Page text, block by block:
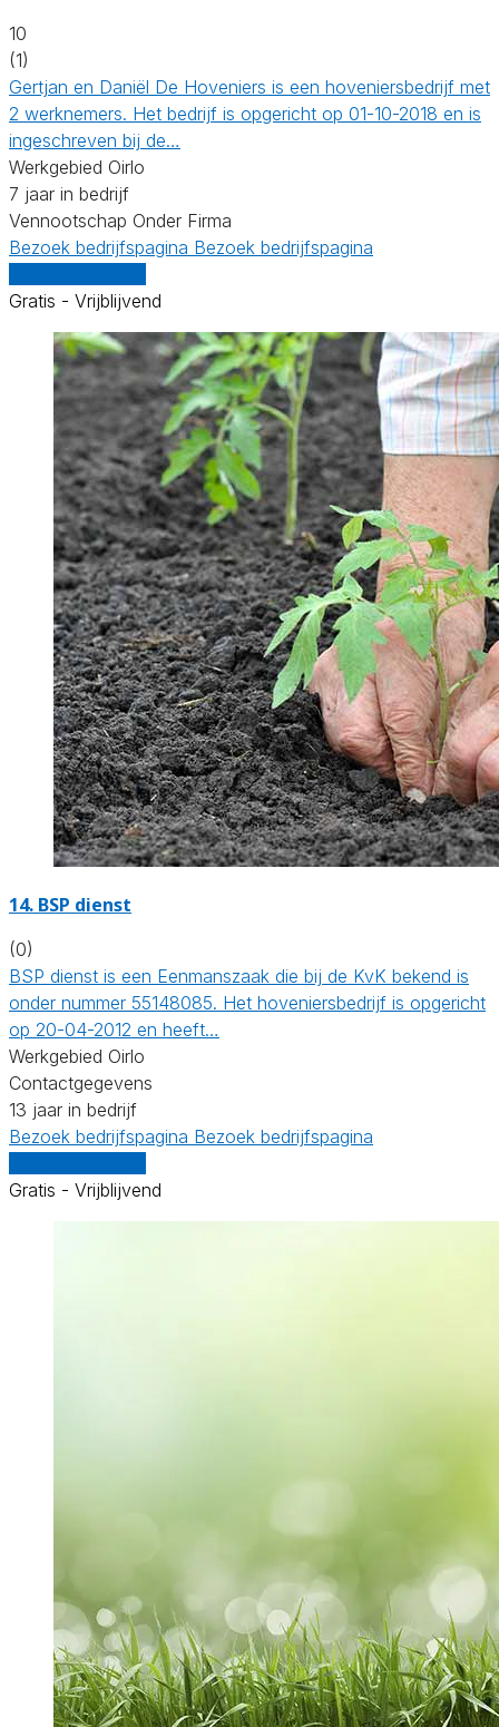
10
(1)
Gertjan en Daniël De Hoveniers is een hoveniersbedrijf met
2 werknemers. Het bedrijf is opgericht op 01-10-2018 en is
ingeschreven bij de…
Werkgebied Oirlo
7 jaar in bedrijf
Vennootschap Onder Firma
Bezoek bedrijfspagina Bezoek bedrijfspagina
Gratis - Vrijblijvend
14. BSP dienst
(0)
BSP dienst is een Eenmanszaak die bij de KvK bekend is
onder nummer 55148085. Het hoveniersbedrijf is opgericht
op 20-04-2012 en heeft…
Werkgebied Oirlo
Contactgegevens
13 jaar in bedrijf
Bezoek bedrijfspagina Bezoek bedrijfspagina
Gratis - Vrijblijvend